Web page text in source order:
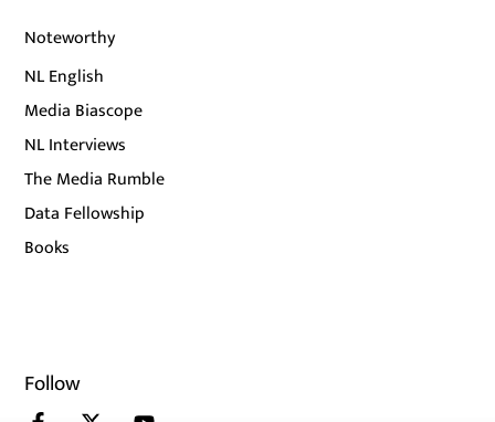
Noteworthy
NL English
Media Biascope
NL Interviews
The Media Rumble
Data Fellowship
Books
Follow